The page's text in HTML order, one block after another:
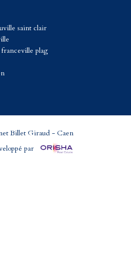
saint clair
plag
Billet Giraud - Caen
par